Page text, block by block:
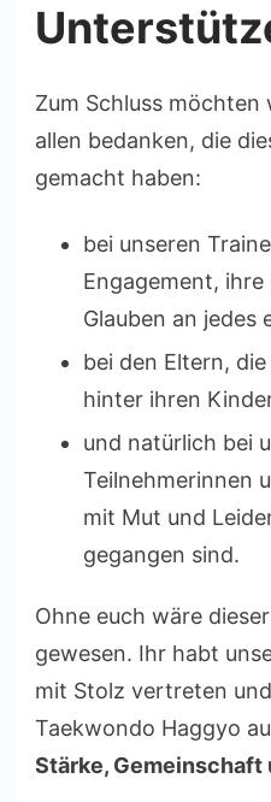
Zum Schluss möchten
allen bedanken, die
gemacht haben:
bei unseren
Engagement, ihre
Glauben an jedes
bei den Eltern,
hinter ihren
und natürlich bei
Teilnehmerinnen
mit Mut und
gegangen sind.
Ohne euch wäre
gewesen. Ihr habt
mit Stolz vertreten
Taekwondo Haggyo
Stärke, Gemeinschaft